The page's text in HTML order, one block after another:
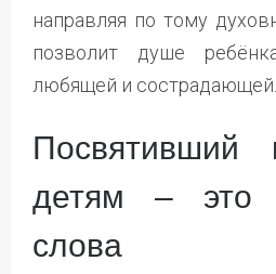
направляя по тому
позволит душе
любящей и сострадающей.
Посвятивший
детям – это
слова